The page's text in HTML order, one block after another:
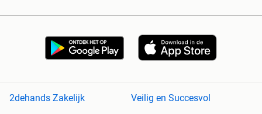
2dehands Zakelijk
Veilig en Succesvol